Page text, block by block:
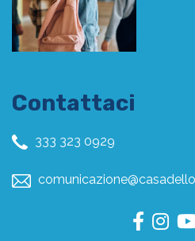
Contattaci
333 323 0929